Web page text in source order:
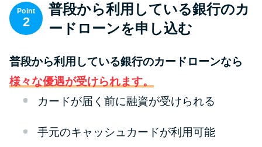
Point
2
普段から利用している銀行のカ
ードローンを申し込む
普段から利用している銀行のカードローンなら
様々な優遇が受けられます。
カードが届く前に融資が受けられる
手元のキャッシュカードが利用可能